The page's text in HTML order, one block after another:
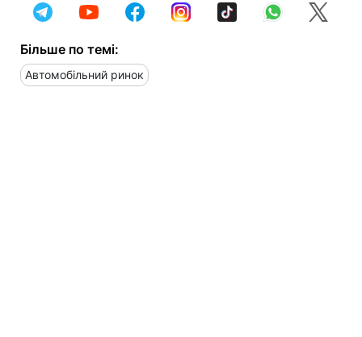
Більше по темі:
Автомобільний ринок